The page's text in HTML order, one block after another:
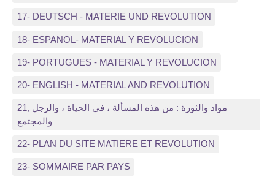
17- DEUTSCH - MATERIE UND REVOLUTION
18- ESPANOL- MATERIAL Y REVOLUCION
19- PORTUGUES - MATERIAL Y REVOLUCION
20- ENGLISH - MATERIAL AND REVOLUTION
21, مواد والثورة : من هذه المسألة ، في الحياة ، والرجل
والمجتمع
22- PLAN DU SITE MATIERE ET REVOLUTION
23- SOMMAIRE PAR PAYS